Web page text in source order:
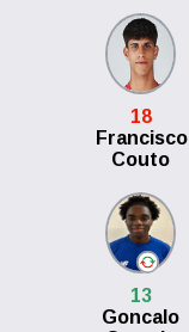
18
Francisco
Couto
13
Goncalo